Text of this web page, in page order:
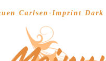
Carlsen-Imprint